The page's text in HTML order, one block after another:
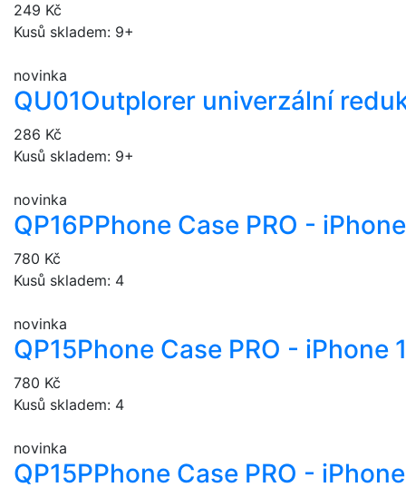
249 Kč
Kusů skladem: 9+
novinka
QU01Outplorer univerzální
286 Kč
Kusů skladem: 9+
novinka
QP16PPhone Case PRO -
780 Kč
Kusů skladem: 4
novinka
QP15Phone Case PRO - iPhone
780 Kč
Kusů skladem: 4
novinka
QP15PPhone Case PRO -